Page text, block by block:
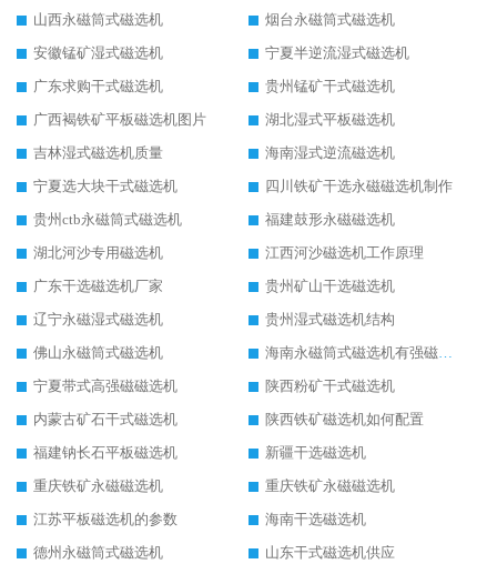
山西永磁筒式磁选机
烟台永磁筒式磁选机
安徽锰矿湿式磁选机
宁夏半逆流湿式磁选机
广东求购干式磁选机
贵州锰矿干式磁选机
广西褐铁矿平板磁选机图片
湖北湿式平板磁选机
吉林湿式磁选机质量
海南湿式逆流磁选机
宁夏选大块干式磁选机
四川铁矿干选永磁磁选机制作
贵州ctb永磁筒式磁选机
福建鼓形永磁磁选机
湖北河沙专用磁选机
江西河沙磁选机工作原理
广东干选磁选机厂家
贵州矿山干选磁选机
辽宁永磁湿式磁选机
贵州湿式磁选机结构
佛山永磁筒式磁选机
海南永磁筒式磁选机有强磁的吗
宁夏带式高强磁磁选机
陕西粉矿干式磁选机
内蒙古矿石干式磁选机
陕西铁矿磁选机如何配置
福建钠长石平板磁选机
新疆干选磁选机
重庆铁矿永磁磁选机
重庆铁矿永磁磁选机
江苏平板磁选机的参数
海南干选磁选机
德州永磁筒式磁选机
山东干式磁选机供应